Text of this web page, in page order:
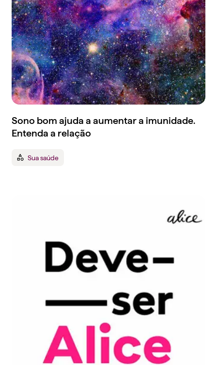
Sono bom ajuda a aumentar a imunidade.
Entenda a relação
Sua saúde